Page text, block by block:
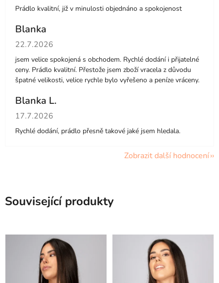
Prádlo kvalitní, již v minulosti objednáno a spokojenost
Blanka
Hodnocení obchodu je 5 z 5 hvězdiček.
22.7.2026
jsem velice spokojená s obchodem. Rychlé dodání i přijatelné
ceny. Prádlo kvalitní. Přestože jsem zboží vracela z důvodu
špatné velikosti, velice rychle bylo vyřešeno a peníze vráceny.
Blanka L.
Hodnocení obchodu je 5 z 5 hvězdiček.
17.7.2026
Rychlé dodání, prádlo přesně takové jaké jsem hledala.
Zobrazit další hodnocení
Související produkty